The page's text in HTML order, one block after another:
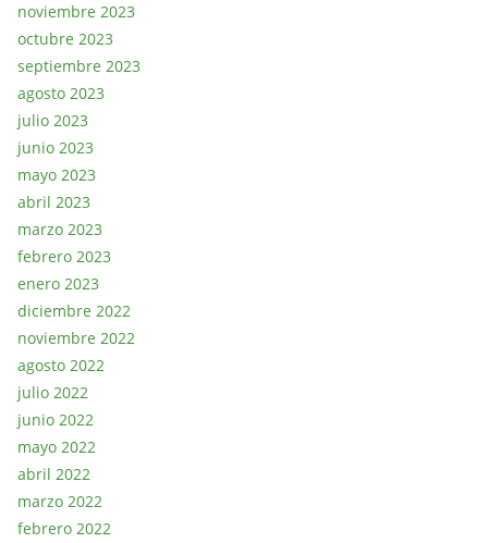
noviembre 2023
octubre 2023
septiembre 2023
agosto 2023
julio 2023
junio 2023
mayo 2023
abril 2023
marzo 2023
febrero 2023
enero 2023
diciembre 2022
noviembre 2022
agosto 2022
julio 2022
junio 2022
mayo 2022
abril 2022
marzo 2022
febrero 2022